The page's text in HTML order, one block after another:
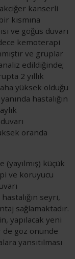
kanserli
kısmına
ve göğüs duvarı
kemoterapi
ve gruplar
edildiğinde;
2 yıllık
yüksek olduğu
hastalığın
oranda
(yayılmış) küçük
ve koruyucu
seyri,
sağlamaktadır.
yapılacak yeni
de göz önünde
yansıtılması